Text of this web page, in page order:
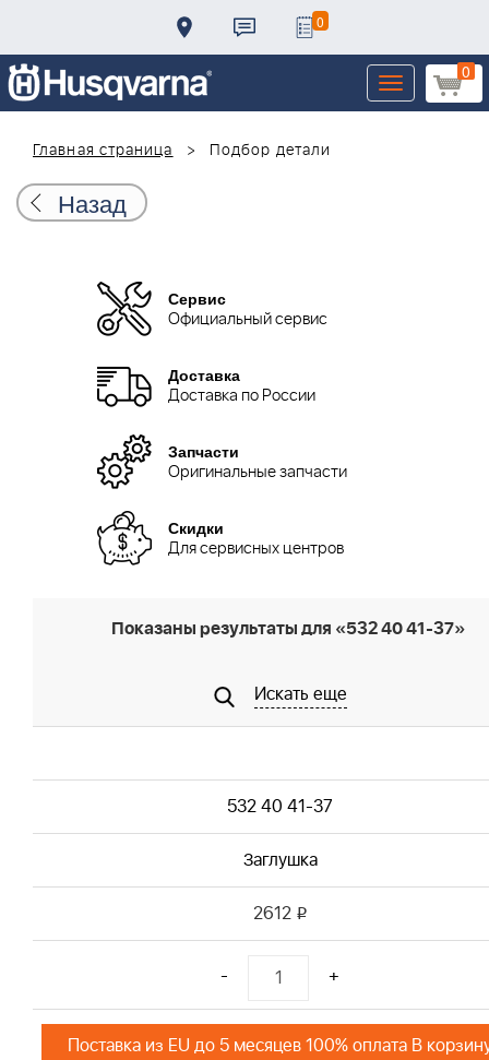
0
0
Toggle
navigation
Главная страница
Подбор детали
Назад
Сервис
Официальный сервис
Доставка
Доставка по России
Запчасти
Оригинальные запчасти
Скидки
Для сервисных центров
Показаны результаты для «532 40 41-37»
Искать еще
532 40 41-37
Заглушка
2612 i
- +
Поставка из EU до 5 месяцев 100% оплата В